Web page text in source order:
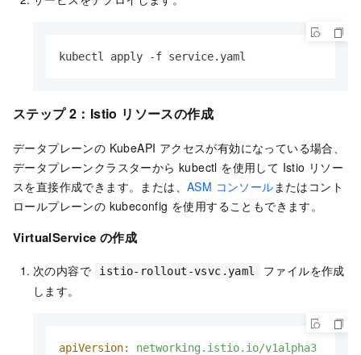
kubectl apply -f service.yaml
ステップ 2：Istio リソースの作成
データプレーンの KubeAPI アクセスが有効になっている場合、
データプレーンクラスターから kubectl を使用して Istio リソー
スを直接作成できます。または、 ASM コンソール またはコント
ロールプレーンの kubeconfig を使用することもできます。
VirtualService の作成
次の内容で istio-rollout-vsvc.yaml
ファイルを作成
します。
apiVersion:
networking.istio.io/v1alpha3